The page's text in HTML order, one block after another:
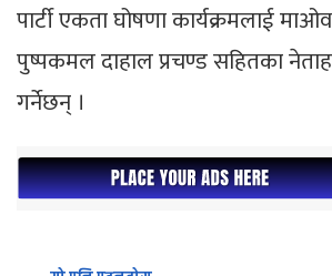
पार्टी एकता घोषणा कार्यक्रमलाई
पुष्पकमल दाहाल प्रचण्ड सहितका
गर्नेछन् ।